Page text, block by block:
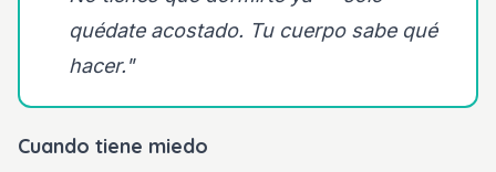
quédate acostado. Tu cuerpo sabe qué
hacer."
Cuando tiene miedo